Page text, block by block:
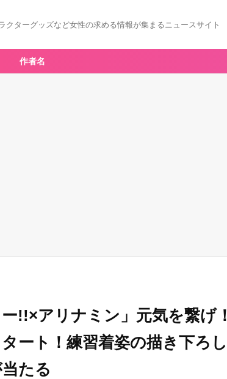
クターグッズなど女性の求める情報が集まるニュースサイト
作者名
ー!!×アリナミン」元気を繋げ
ート！練習着姿の描き下ろ
たる